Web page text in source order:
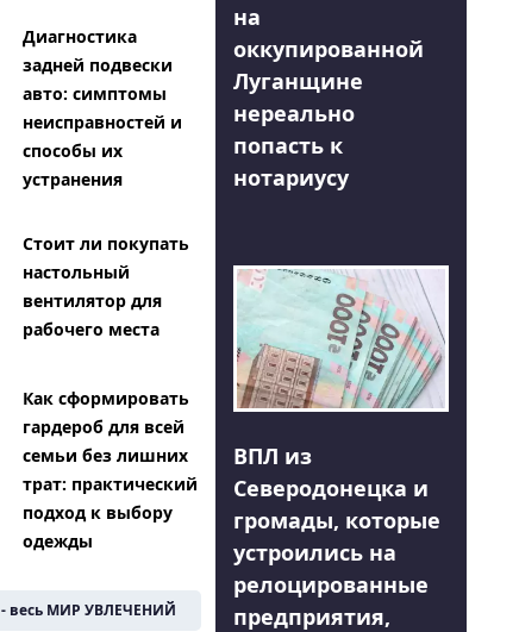
Диагностика
задней подвески
авто: симптомы
неисправностей и
способы их
устранения
Стоит ли покупать
настольный
вентилятор для
рабочего места
Как сформировать
гардероб для всей
семьи без лишних
трат: практический
подход к выбору
одежды
- весь МИР УВЛЕЧЕНИЙ
на
оккупированной
Луганщине
нереально
попасть к
нотариусу
ВПЛ из
Северодонецка и
громады, которые
устроились на
релоцированные
предприятия,